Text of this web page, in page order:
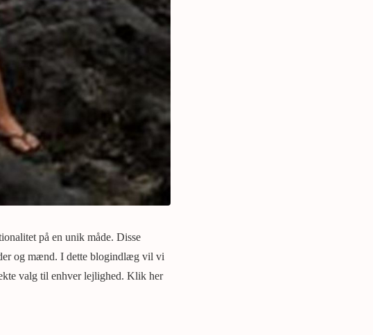
på en unik måde. Disse
og mænd. I dette blogindlæg vil vi
valg til enhver lejlighed. Klik her